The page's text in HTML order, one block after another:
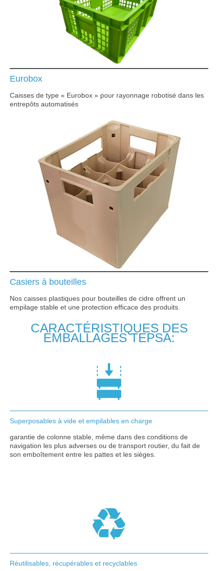
Eurobox
Caisses de type « Eurobox » pour rayonnage robotisé dans les
entrepôts automatisés
Casiers à bouteilles
Nos caisses plastiques pour bouteilles de cidre offrent un
empilage stable et une protection efficace des produits.
CARACTÉRISTIQUES DES
EMBALLAGES TEPSA:
Superposables à vide et empilables en charge
garantie de colonne stable, même dans des conditions de
navigation les plus adverses ou de transport routier, du fait de
son emboîtement entre les pattes et les sièges.
Réutilisables, récupérables et recyclables